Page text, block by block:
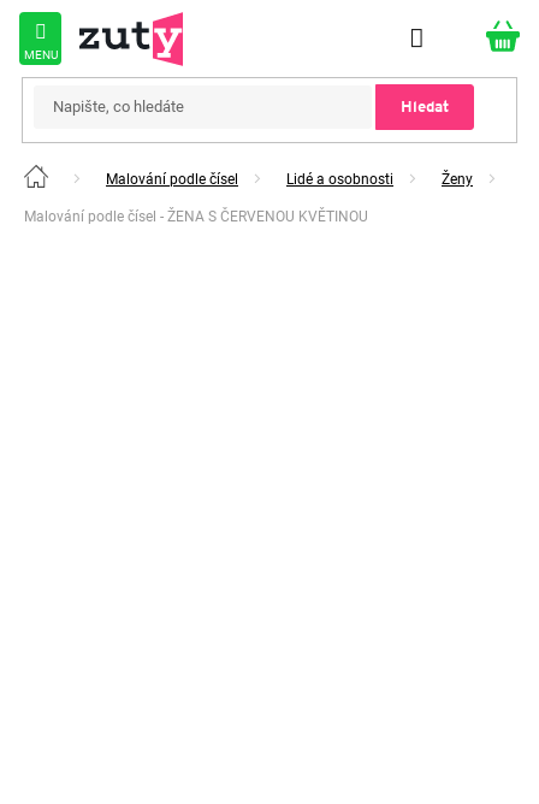
Přejít
obsah
Hledat
Domů Malování podle čísel Lidé a osobnosti Ženy
Malování podle čísel - ŽENA S ČERVENOU KVĚTINOU